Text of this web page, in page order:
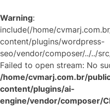
Warning:
include(/home/
content/plugins/wordpress-
seo/vendor/composer/../../
Failed to open stream: No
/home/cvmarj.com.br/
content/plugins/ai-
engine/vendor/composer/